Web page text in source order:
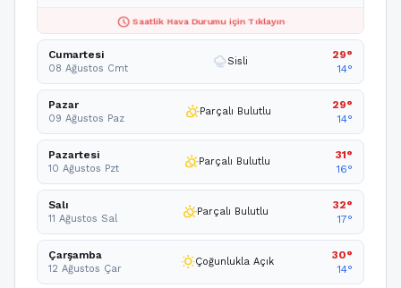
schedule Saatlik Hava Durumu için Tıklayın
Cumartesi
08 Ağustos Cmt foggy Sisli
29°
14°
Pazar
09 Ağustos Paz partly_cloudy_dayParçalı Bulutlu
29°
14°
Pazartesi
10 Ağustos Pzt partly_cloudy_dayParçalı Bulutlu
31°
16°
Salı
11 Ağustos Sal partly_cloudy_dayParçalı Bulutlu
32°
17°
Çarşamba
12 Ağustos Çar wb_sunnyÇoğunlukla Açık
30°
14°